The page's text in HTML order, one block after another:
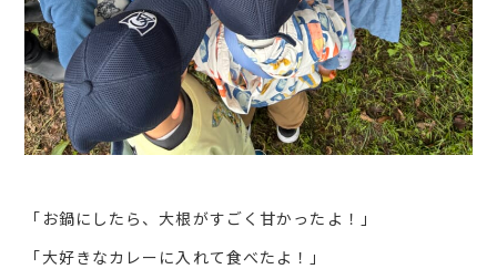
「お鍋にしたら、大根がすごく甘かったよ！」
「大好きなカレーに入れて食べたよ！」